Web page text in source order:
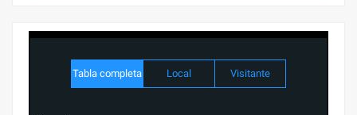
Tabla completa Local Visitante